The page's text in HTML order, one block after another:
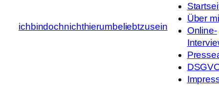
ichbindochnichthierumbeliebtzusein
Über
Online-